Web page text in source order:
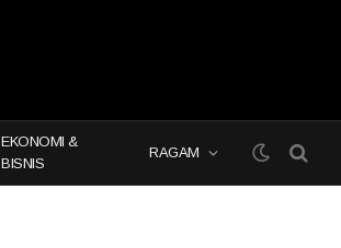
EKONOMI &
BISNIS
RAGAM